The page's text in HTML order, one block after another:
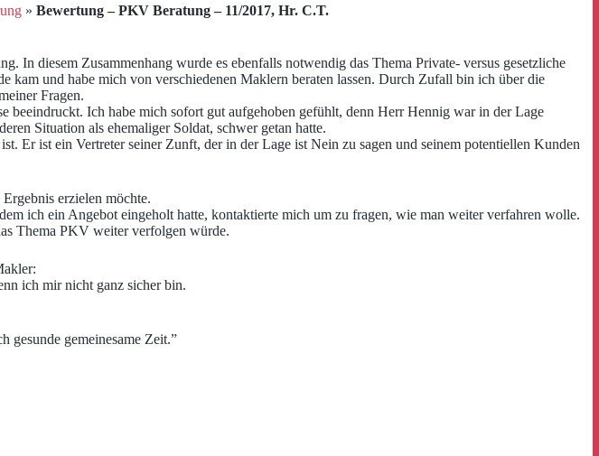
» Bewertung – PKV Beratung – 11/2017, Hr. C.T.
In diesem Zusammenhang wurde es ebenfalls notwendig das Thema Private- versus gesetzliche
kam und habe mich von verschiedenen Maklern beraten lassen. Durch Zufall bin ich über die
Fragen.
Ich habe mich sofort gut aufgehoben gefühlt, denn Herr Hennig war in der Lage
Situation als ehemaliger Soldat, schwer getan hatte.
Er ist ein Vertreter seiner Zunft, der in der Lage ist Nein zu sagen und seinem potentiellen Kunden
erzielen möchte.
ich ein Angebot eingeholt hatte, kontaktierte mich um zu fragen, wie man weiter verfahren wolle.
Thema PKV weiter verfolgen würde.
ich mir nicht ganz sicher bin.
gesunde gemeinesame Zeit.”